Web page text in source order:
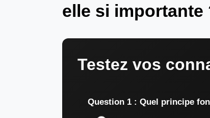
elle si importante
Testez vos
Question 1 : Quel principe